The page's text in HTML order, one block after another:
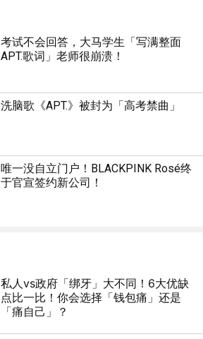
考试不会回答，大马学生「写满整面
APT.歌词」老师很崩溃！
洗脑歌《APT.》被封为「高考禁曲」
唯一没自立门户！BLACKPINK Rosé终
于官宣签约新公司！
私人vs政府「绑牙」大不同！6大优缺
点比一比！你会选择「钱包痛」还是
「痛自己」？